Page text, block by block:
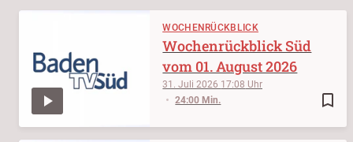
WOCHENRÜCKBLICK
bookmark_border
31. Juli 2026 17:08
24:00 Min.
Wochenrückblick Süd
vom 01. August 2026